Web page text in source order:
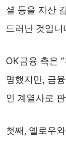
셜 등을 자산
드러난 것입니
OK금융 측은
명했지만, 금
인 계열사로
첫째, 옐로우